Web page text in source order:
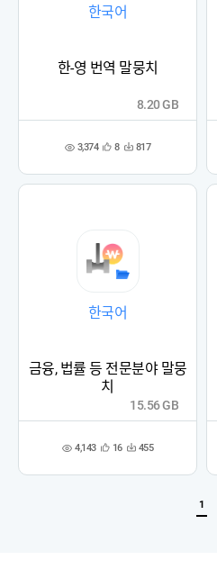
한국어
한-영 번역 말뭉치
조 3,374 관
록
8 다 817
8.20 GB
한국어
금융, 법률 등 전문분야 말뭉
치
조 4,143 관
록
16 다 455
15.56 GB
1